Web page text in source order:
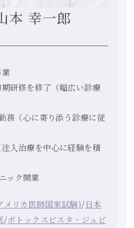
本 幸一郎
研修を修了（幅広い診療
務（心に寄り添う診療に従
入治療を中心に経験を積
ック開業
リカ医師国家試験)/日本
/ボトックスビスタ・ジュビ